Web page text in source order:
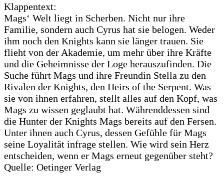
Klappentext:
Mags‘ Welt liegt in Scherben. Nicht nur ihre
Familie, sondern auch Cyrus hat sie belogen. Weder
ihm noch den Knights kann sie länger trauen. Sie
flieht von der Akademie, um mehr über ihre Kräfte
und die Geheimnisse der Loge herauszufinden. Die
Suche führt Mags und ihre Freundin Stella zu den
Rivalen der Knights, den Heirs of the Serpent. Was
sie von ihnen erfahren, stellt alles auf den Kopf, was
Mags zu wissen geglaubt hat. Währenddessen sind
die Hunter der Knights Mags bereits auf den Fersen.
Unter ihnen auch Cyrus, dessen Gefühle für Mags
seine Loyalität infrage stellen. Wie wird sein Herz
entscheiden, wenn er Mags erneut gegenüber steht?
Quelle: Oetinger Verlag